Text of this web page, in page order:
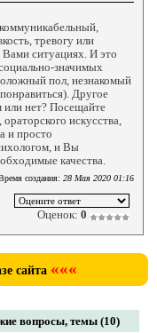
тревогу или
ситуациях. И это
значимых
пол, незнакомый
Другое
или нет? Посещайте
искусства,
и просто
и Вы
качества.
создания: 28 Мая 2020 01:16
Оценок: 0
сайта «««
вопросы, темы (10)